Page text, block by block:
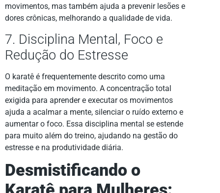
movimentos, mas também ajuda a prevenir lesões e
dores crônicas, melhorando a qualidade de vida.
7. Disciplina Mental, Foco e
Redução do Estresse
O karatê é frequentemente descrito como uma
meditação em movimento. A concentração total
exigida para aprender e executar os movimentos
ajuda a acalmar a mente, silenciar o ruído externo e
aumentar o foco. Essa disciplina mental se estende
para muito além do treino, ajudando na gestão do
estresse e na produtividade diária.
Desmistificando o